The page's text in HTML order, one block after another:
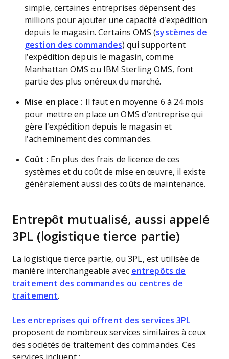
simple, certaines entreprises dépensent des
millions pour ajouter une capacité d’expédition
depuis le magasin. Certains OMS (systèmes de
gestion des commandes) qui supportent
l’expédition depuis le magasin, comme
Manhattan OMS ou IBM Sterling OMS, font
partie des plus onéreux du marché.
Mise en place : Il faut en moyenne 6 à 24 mois
pour mettre en place un OMS d’entreprise qui
gère l’expédition depuis le magasin et
l’acheminement des commandes.
Coût : En plus des frais de licence de ces
systèmes et du coût de mise en œuvre, il existe
généralement aussi des coûts de maintenance.
Entrepôt mutualisé, aussi appelé
3PL (logistique tierce partie)
La logistique tierce partie, ou 3PL, est utilisée de
manière interchangeable avec entrepôts de
traitement des commandes ou centres de
traitement.
Les entreprises qui offrent des services 3PL
proposent de nombreux services similaires à ceux
des sociétés de traitement des commandes. Ces
services incluent :